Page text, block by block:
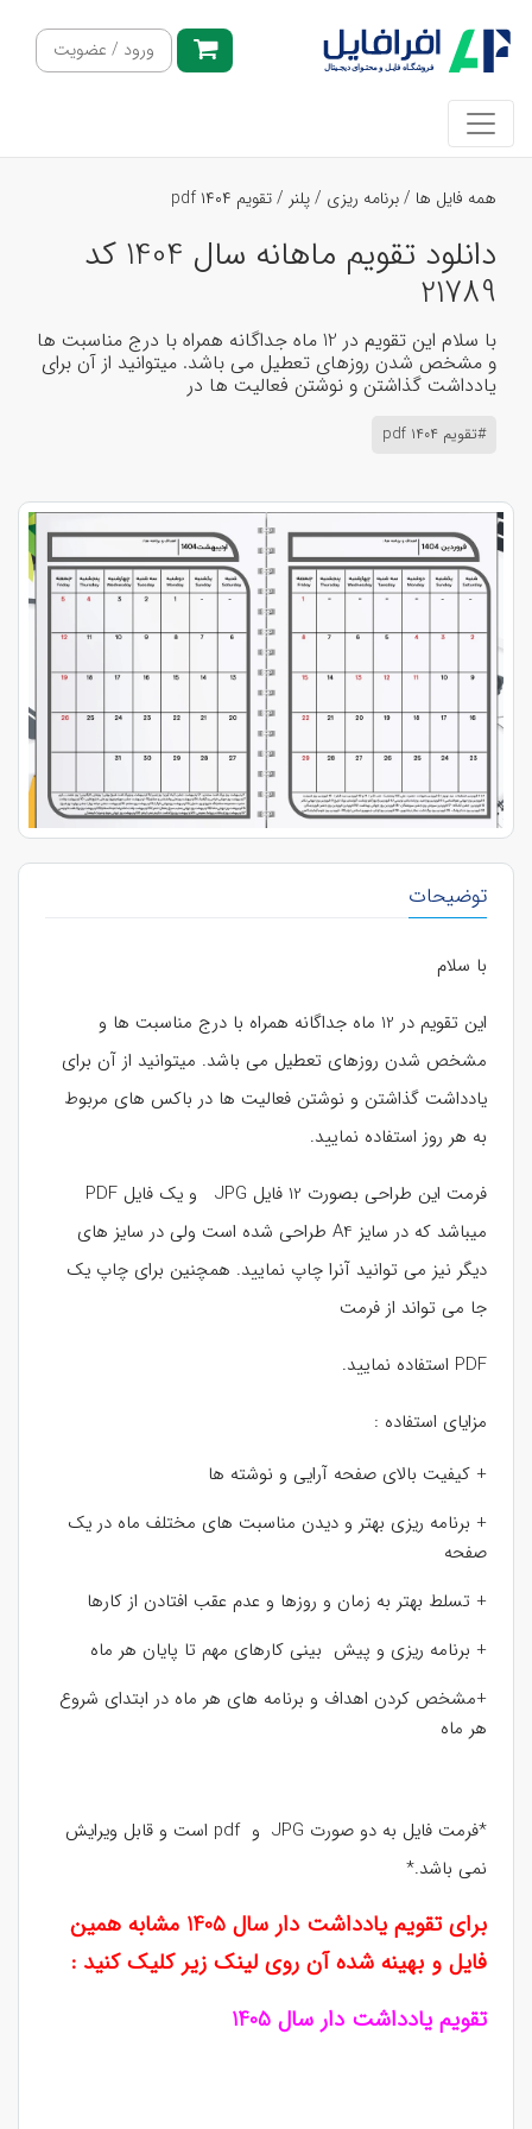
ورود / عضویت
همه فایل ها /برنامه ریزی /پلنر /تقویم pdf ۱۴۰۴
دانلود تقویم ماهانه سال 1404 کد
21789
با سلام این تقویم در 12 ماه جداگانه همراه با درج مناسبت ها
و مشخص شدن روزهای تعطیل می باشد. میتوانید از آن برای
یادداشت گذاشتن و نوشتن فعالیت ها در
#تقویم pdf ۱۴۰۴
توضیحات
با سلام
این تقویم در 12 ماه جداگانه همراه با درج مناسبت ها و
مشخص شدن روزهای تعطیل می باشد. میتوانید از آن برای
یادداشت گذاشتن و نوشتن فعالیت ها در باکس های مربوط
به هر روز استفاده نمایید.
فرمت این طراحی بصورت 12 فایل JPG و یک فایل PDF
میباشد که در سایز A4 طراحی شده است ولی در سایز های
دیگر نیز می توانید آنرا چاپ نمایید. همچنین برای چاپ یک
جا می تواند از فرمت
PDF استفاده نمایید.
مزایای استفاده :
+ کیفیت بالای صفحه آرایی و نوشته ها
+ برنامه ریزی بهتر و دیدن مناسبت های مختلف ماه در یک
صفحه
+ تسلط بهتر به زمان و روزها و عدم عقب افتادن از کارها
+ برنامه ریزی و پیش بینی کارهای مهم تا پایان هر ماه
+مشخص کردن اهداف و برنامه های هر ماه در ابتدای شروع
هر ماه
*فرمت فایل به دو صورت JPG و pdf است و قابل ویرایش
نمی باشد.*
برای تقویم یادداشت دار سال 1405 مشابه همین
فایل و بهینه شده آن روی لینک زیر کلیک کنید :
تقویم یادداشت دار سال 1405